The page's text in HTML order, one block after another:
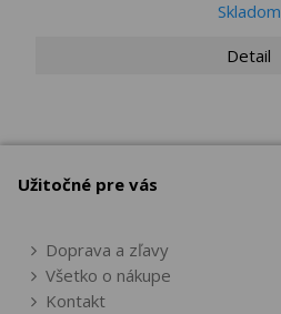
Skladom
Detail
Užitočné pre vás
Doprava a zľavy
Všetko o nákupe
Kontakt